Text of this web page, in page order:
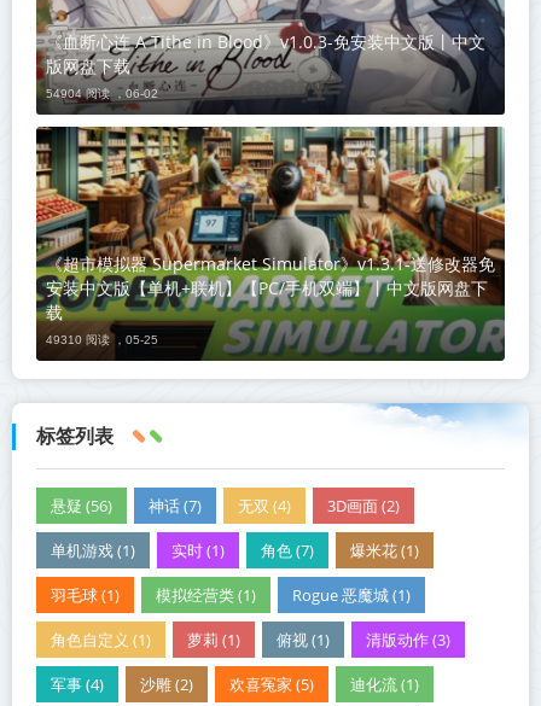
《血断心连 A Tithe in Blood》v1.0.3-免安装中文版丨中文
版网盘下载
54904 阅读 ， 06-02
《超市模拟器 Supermarket Simulator》v1.3.1-送修改器免
安装中文版【单机+联机】【PC/手机双端】丨中文版网盘下
载
49310 阅读 ， 05-25
标签列表
悬疑 (56) 神话 (7) 无双 (4) 3D画面 (2)
单机游戏 (1) 实时 (1) 角色 (7) 爆米花 (1)
羽毛球 (1) 模拟经营类 (1) Rogue 恶魔城 (1)
角色自定义 (1) 萝莉 (1) 俯视 (1) 清版动作 (3)
军事 (4) 沙雕 (2) 欢喜冤家 (5) 迪化流 (1)